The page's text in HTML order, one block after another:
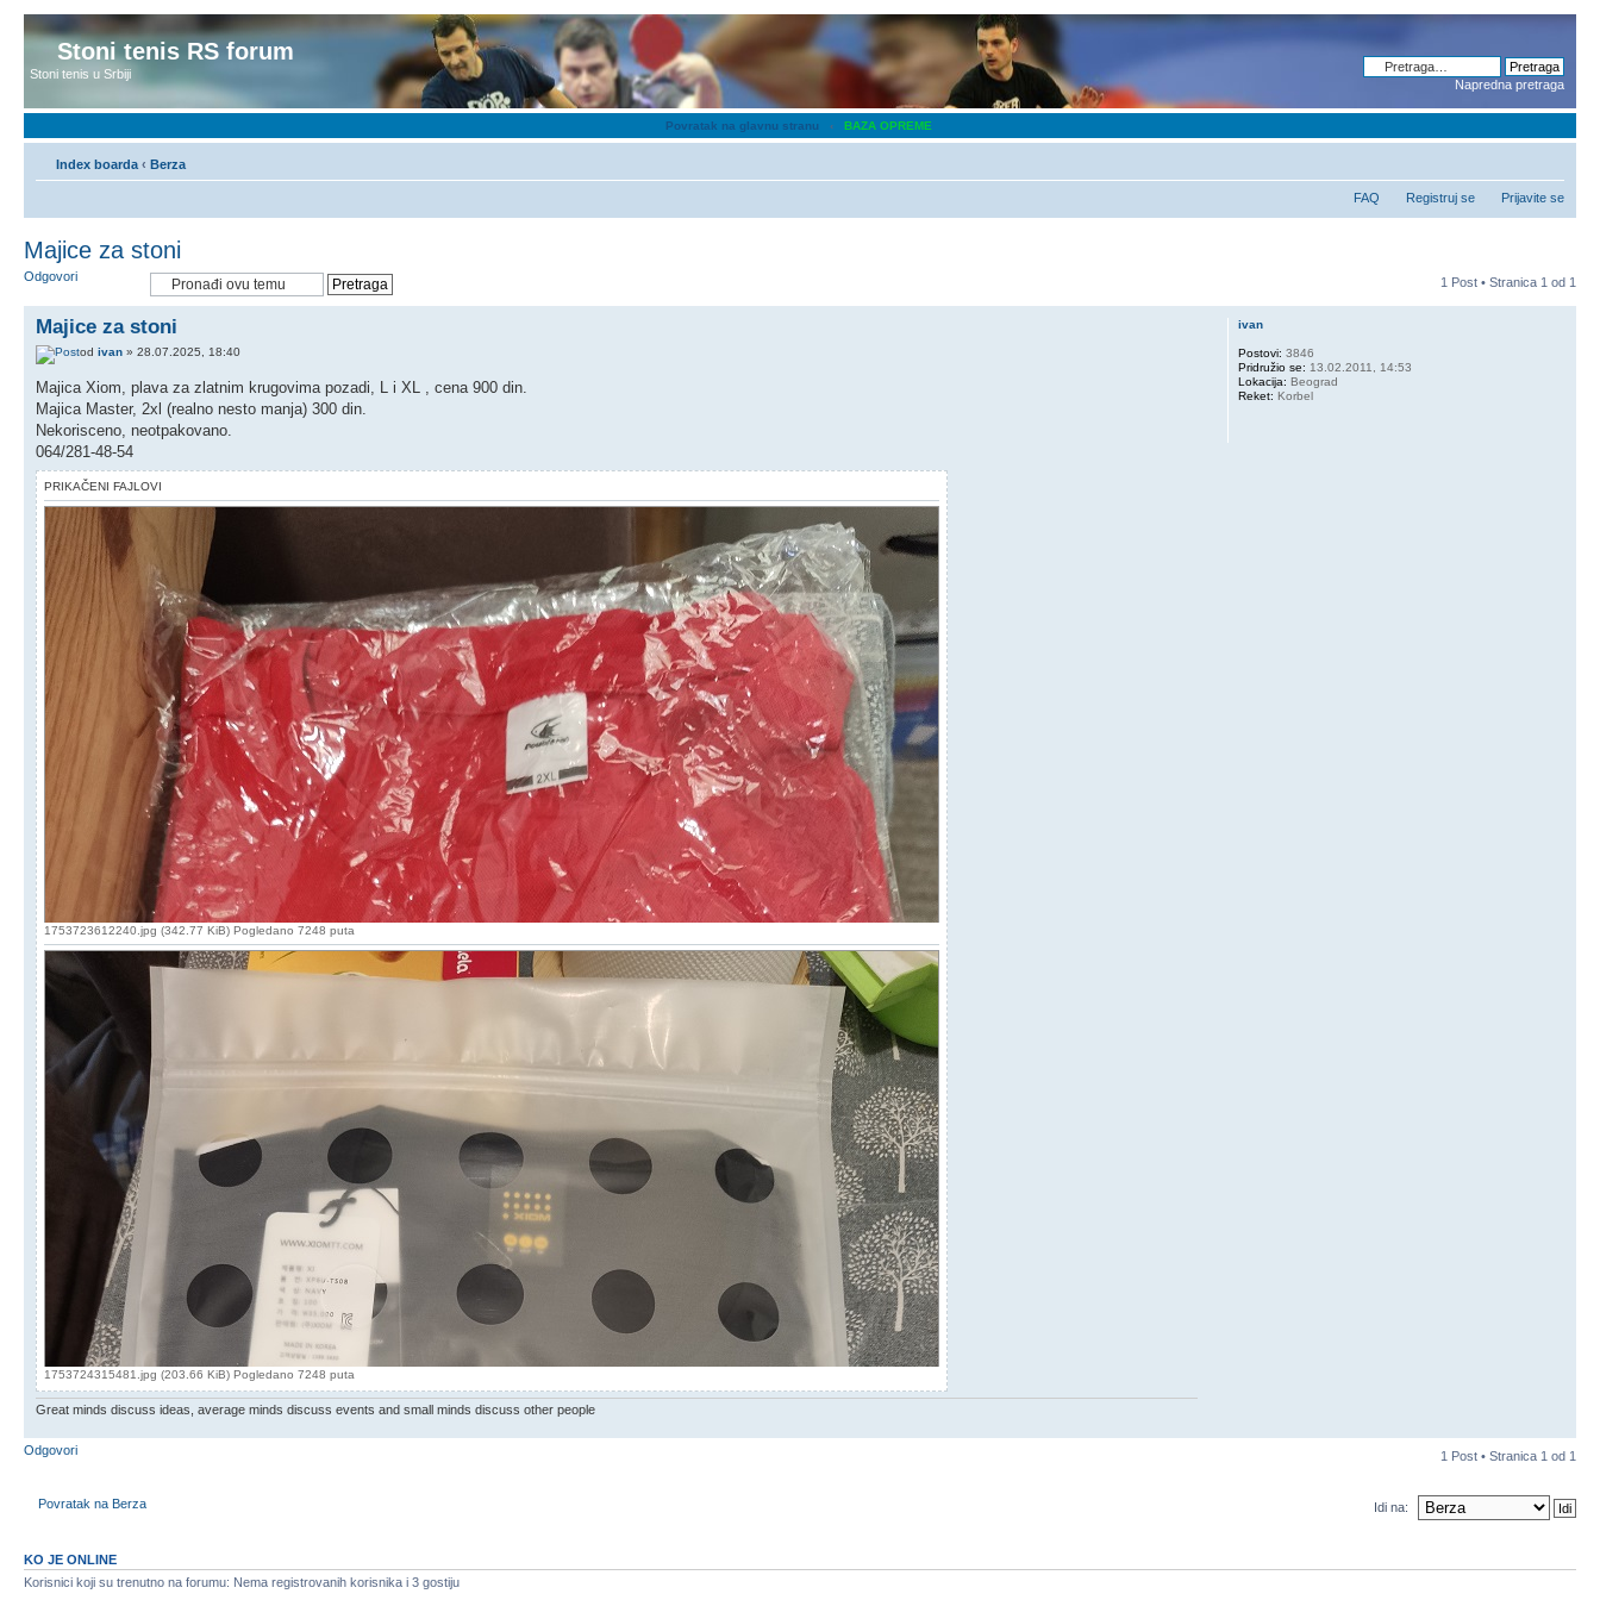
Stoni tenis RS forum
Stoni tenis u Srbiji
Napredna pretraga
Povratak na glavnu stranu ‹ BAZA OPREME
Index boarda ‹ Berza
FAQ Registruj se Prijavite se
Majice za stoni
Odgovori 1 Post • Stranica 1 od 1
Majice za stoni
od ivan » 28.07.2025, 18:40
Majica Xiom, plava za zlatnim krugovima pozadi, L i XL , cena 900 din.
Majica Master, 2xl (realno nesto manja) 300 din.
Nekorisceno, neotpakovano.
064/281-48-54
PRIKAČENI FAJLOVI
1753723612240.jpg (342.77 KiB) Pogledano 7248 puta
1753724315481.jpg (203.66 KiB) Pogledano 7248 puta
Great minds discuss ideas, average minds discuss events and small minds discuss other people
ivan
Postovi: 3846
Pridružio se: 13.02.2011, 14:53
Lokacija: Beograd
Reket: Korbel
Odgovori 1 Post • Stranica 1 od 1
Povratak na Berza Idi na:
KO JE ONLINE
Korisnici koji su trenutno na forumu: Nema registrovanih korisnika i 3 gostiju